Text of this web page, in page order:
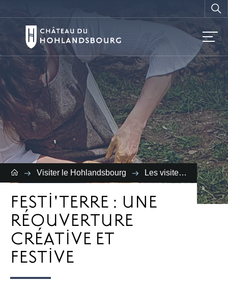
Vousrecherchez ?
Visiter le Hohlandsbourg Les visites
FESTI'TERRE : UNE
RÉOUVERTURE
CRÉATIVE ET
FESTIVE